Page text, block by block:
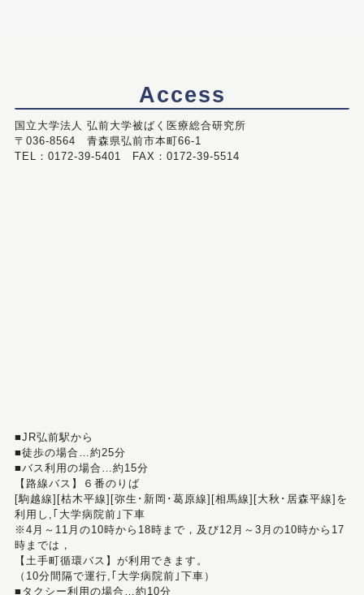
Access
国立大学法人 弘前大学被ばく医療総合研究所
〒036-8564 青森県弘前市本町66-1
TEL：0172-39-5401 FAX：0172-39-5514
■JR弘前駅から
■徒歩の場合…約25分
■バス利用の場合…約15分
【路線バス】６番のりば
[駒越線][枯木平線][弥生･新岡･葛原線][相馬線][大秋･居森平線]を
利用し,｢大学病院前｣下車
※4月～11月の10時から18時まで，及び12月～3月の10時から17
時までは，
【土手町循環バス】が利用できます。
（10分間隔で運行,｢大学病院前｣下車）
■タクシー利用の場合…約10分